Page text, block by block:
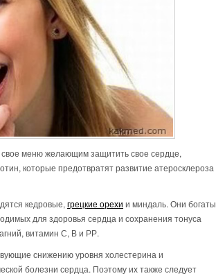
меню желающим защитить свое сердце,
которые предотвратят развитие атеросклероза
кедровые, грецкие орехи и миндаль. Они богаты
для здоровья сердца и сохранения тонуса
витамин С, В и РР.
снижению уровня холестерина и
болезни сердца. Поэтому их также следует